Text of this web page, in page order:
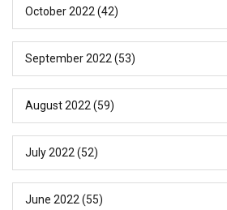
October 2022 (42)
September 2022 (53)
August 2022 (59)
July 2022 (52)
June 2022 (55)